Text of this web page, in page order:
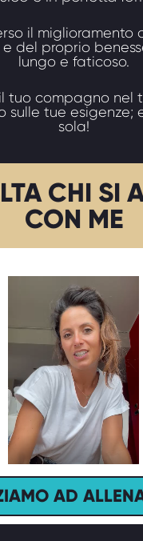
il miglioramento
del proprio
lungo e faticoso.
tuo compagno nel
sulle tue esigenze;
sola!
CHI SI
CON ME
AD